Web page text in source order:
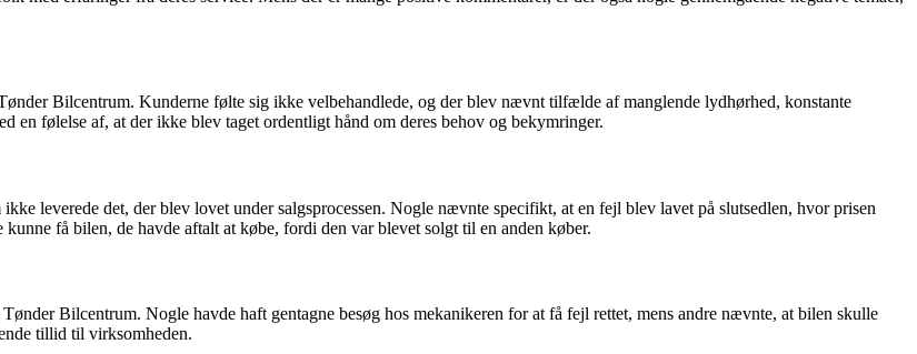
Bilcentrum. Kunderne følte sig ikke velbehandlede, og der blev nævnt tilfælde af manglende lydhørhed, konstante
følelse af, at der ikke blev taget ordentligt hånd om deres behov og bekymringer.
leverede det, der blev lovet under salgsprocessen. Nogle nævnte specifikt, at en fejl blev lavet på slutsedlen, hvor prisen
få bilen, de havde aftalt at købe, fordi den var blevet solgt til en anden køber.
Bilcentrum. Nogle havde haft gentagne besøg hos mekanikeren for at få fejl rettet, mens andre nævnte, at bilen skulle
tillid til virksomheden.